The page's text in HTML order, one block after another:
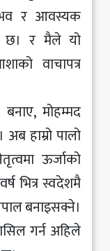
र आवस्यक
छ। र मैले यो
वाचापत्र
मोहम्मद
हाम्रो पालो
ऊर्जाको
भित्र स्वदेशमै
बनाइसक्ने।
गर्न अहिले